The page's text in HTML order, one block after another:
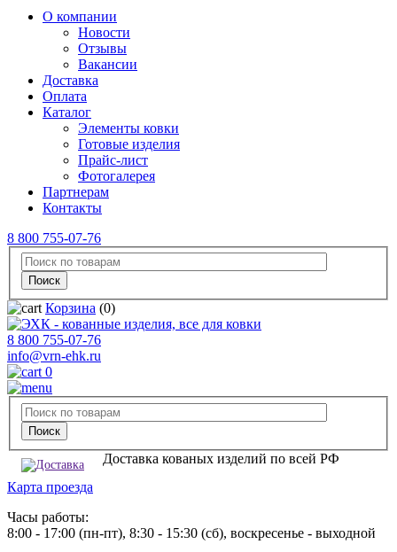
О компании
Новости
Отзывы
Вакансии
Доставка
Оплата
Каталог
Элементы ковки
Готовые изделия
Прайс-лист
Фотогалерея
Партнерам
Контакты
8 800 755-07-76
Корзина (0)
8 800 755-07-76
info@vrn-ehk.ru
0
Доставка кованых изделий по всей РФ
Карта проезда
Часы работы:
8:00 - 17:00 (пн-пт), 8:30 - 15:30 (сб), воскресенье - выходной